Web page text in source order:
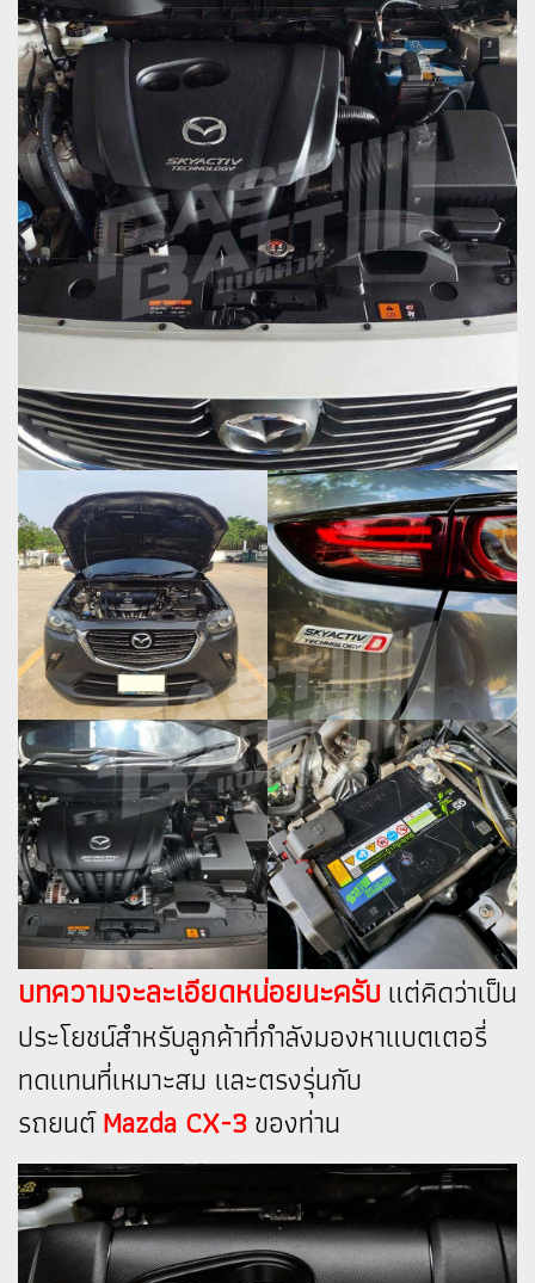
บทความจะละเอียดหน่อยนะครับ แต่คิดว่าเป็น
ประโยชน์สำหรับลูกค้าที่กำลังมองหาแบตเตอรี่
ทดแทนที่เหมาะสม และตรงรุ่นกับ
รถยนต์Mazda CX-3ของท่าน